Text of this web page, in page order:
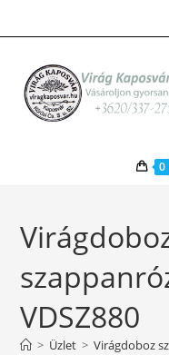
to
0
VDSZ880
> Üzlet > Virágdoboz